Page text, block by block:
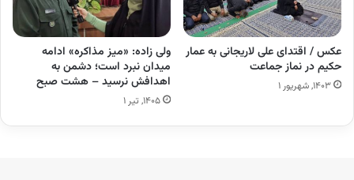
عکس / اقتدای علی لاریجانی به عمار
حکیم در نماز جماعت
۱۴۰۳, شهریور ۱
ولی زاده: «میز مذاکره» ادامه
میدان نبرد است؛ دشمن به
اهدافش نرسید – هشت صبح
۱۴۰۵, تیر ۱